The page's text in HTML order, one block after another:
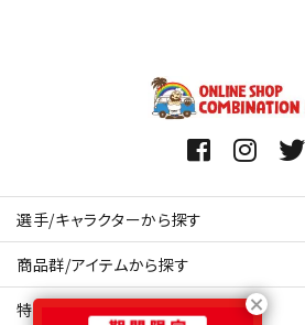
選手/キャラクターから探す
商品群/アイテムから探す
特集ページを見てみる